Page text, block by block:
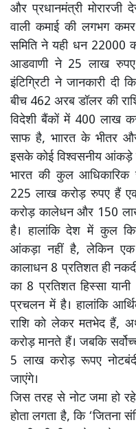
और प्रधानमंत्री मोरारजी
वाली कमाई की लगभग
समिति ने यही धन 22000
आडवाणी ने 25 लाख
इंटिग्रिटी ने जानकारी
बीच 462 अरब डॉलर की
विदेशी बैंकों में 400 लाख
साफ है, भाारत के भीतर
इसके कोई विश्वसनीय आंकड़े
भारत की कुल आधिकारिक
225 लाख करोड़ रुपए हैं
करोड़ कालेधन और 150
है। हालांकि देश में कुल
आंकड़ा नहीं है, लेकिन एक
कालाधन 8 प्रतिशत ही
का 8 प्रतिशत हिस्सा
प्रचलन में है। हालांकि
राशि को लेकर मतभेद हैं,
करोड़ मानते हैं। जबकि
5 लाख करोड़ रूपए
जाएंगे।
जिस तरह से नोट जमा हो
होता लगता है, कि